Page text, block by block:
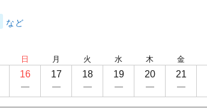
日
16
月
17
火
18
水
19
木
20
金
21